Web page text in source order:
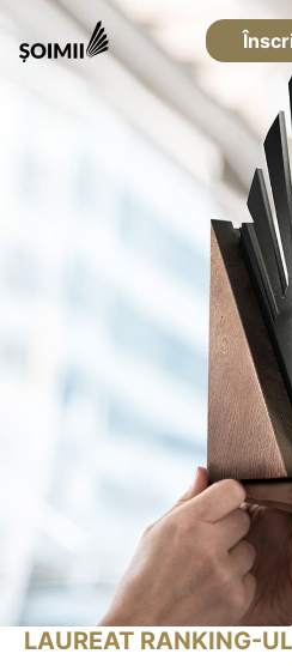
LAUREAT RANKING-